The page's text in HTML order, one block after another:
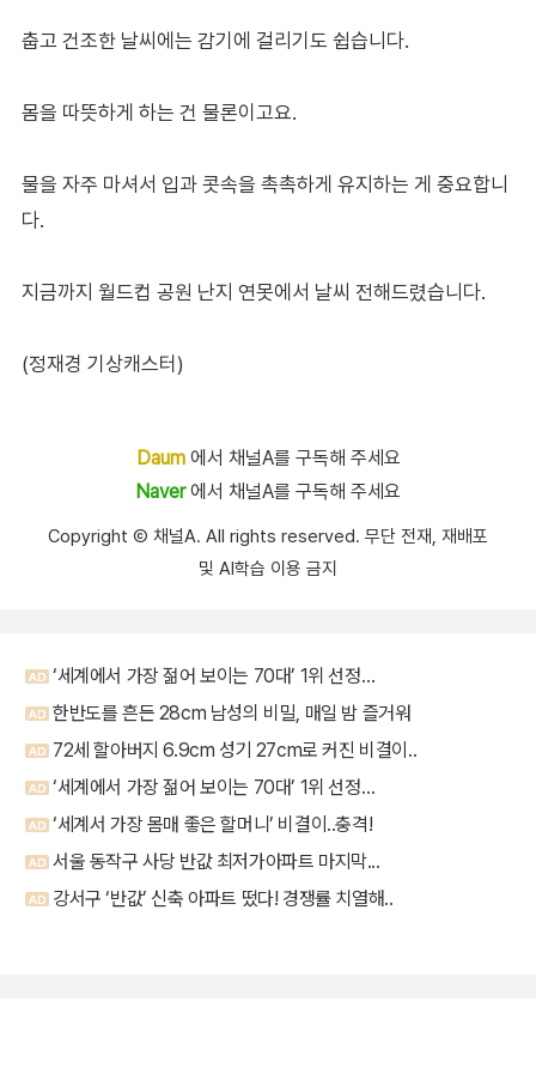
춥고 건조한 날씨에는 감기에 걸리기도 쉽습니다.
몸을 따뜻하게 하는 건 물론이고요.
물을 자주 마셔서 입과 콧속을 촉촉하게 유지하는 게 중요합니
다.
지금까지 월드컵 공원 난지 연못에서 날씨 전해드렸습니다.
(정재경 기상캐스터)
Daum에서 채널A를 구독해 주세요
Naver에서 채널A를 구독해 주세요
Copyright Ⓒ 채널A. All rights reserved. 무단 전재, 재배포
및 AI학습 이용 금지